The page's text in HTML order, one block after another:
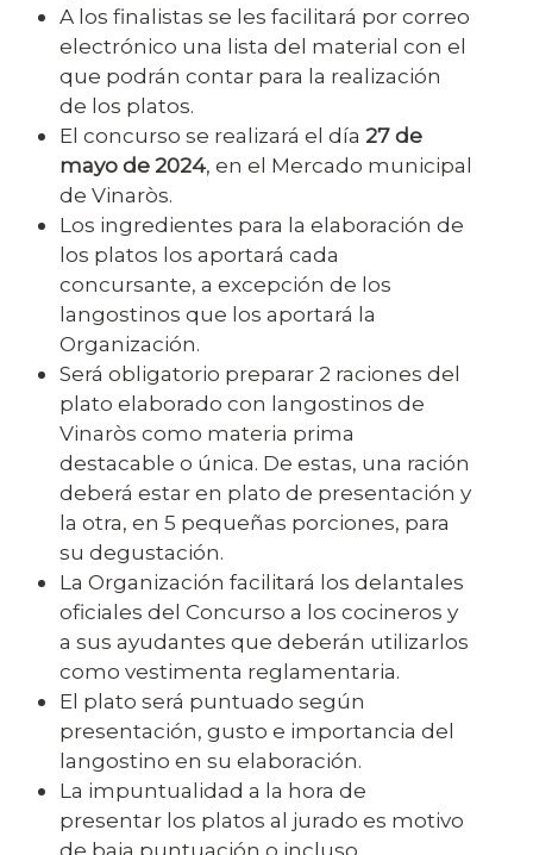
A los finalistas se les facilitará por correo
electrónico una lista del material con el
que podrán contar para la realización
de los platos.
El concurso se realizará el día27 de
mayo de 2024, en el Mercado municipal
de Vinaròs.
Los ingredientes para la elaboración de
los platos los aportará cada
concursante, a excepción de los
langostinos que los aportará la
Organización.
Será obligatorio preparar 2 raciones del
plato elaborado con langostinos de
Vinaròs como materia prima
destacable o única. De estas, una ración
deberá estar en plato de presentación y
la otra, en 5 pequeñas porciones, para
su degustación.
La Organización facilitará los delantales
oficiales del Concurso a los cocineros y
a sus ayudantes que deberán utilizarlos
como vestimenta reglamentaria.
El plato será puntuado según
presentación, gusto e importancia del
langostino en su elaboración.
La impuntualidad a la hora de
presentar los platos al jurado es motivo
de baja puntuación o incluso